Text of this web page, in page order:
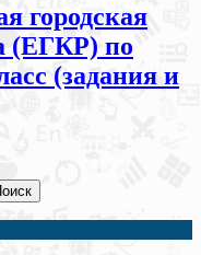
городская
(ЕГКР) по
(задания и